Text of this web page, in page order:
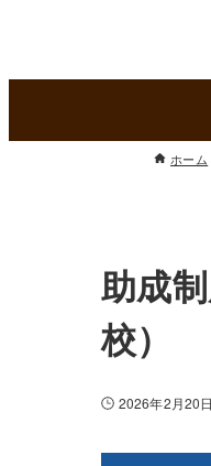
ホーム
助成
校）
2026年2月20日